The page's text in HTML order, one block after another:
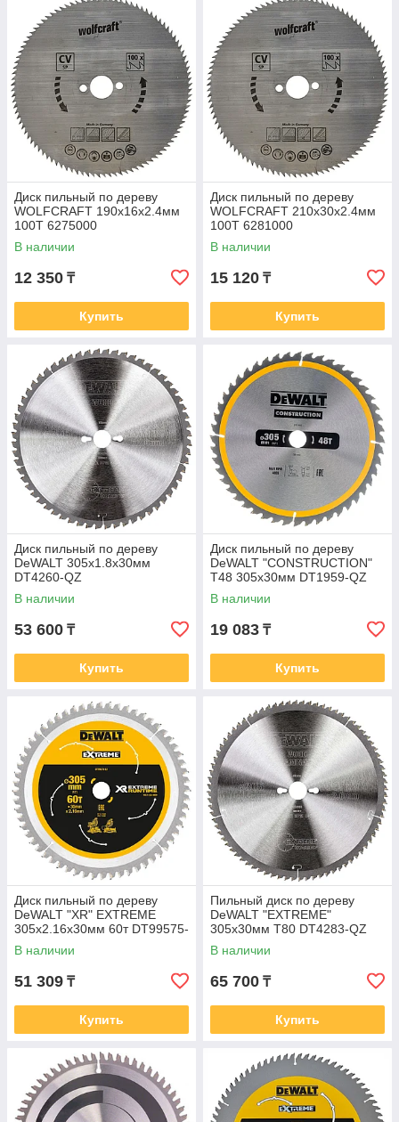
Диск пильный по дереву
WOLFCRAFT 190х16х2.4мм
100T 6275000
В наличии
12 350 ₸
Купить
Диск пильный по дереву
WOLFCRAFT 210х30х2.4мм
100T 6281000
В наличии
15 120 ₸
Купить
Диск пильный по дереву
DeWALT 305х1.8х30мм
DT4260-QZ
В наличии
53 600 ₸
Купить
Диск пильный по дереву
DeWALT "CONSTRUCTION"
T48 305х30мм DT1959-QZ
В наличии
19 083 ₸
Купить
Диск пильный по дереву
DeWALT "XR" EXTREME
305х2.16х30мм 60т DT99575-
QZ
В наличии
51 309 ₸
Купить
Пильный диск по дереву
DeWALT "EXTREME"
305x30мм T80 DT4283-QZ
В наличии
65 700 ₸
Купить